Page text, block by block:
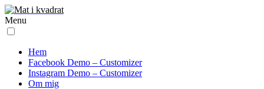
Menu
Hem
Facebook Demo – Customizer
Instagram Demo – Customizer
Om mig